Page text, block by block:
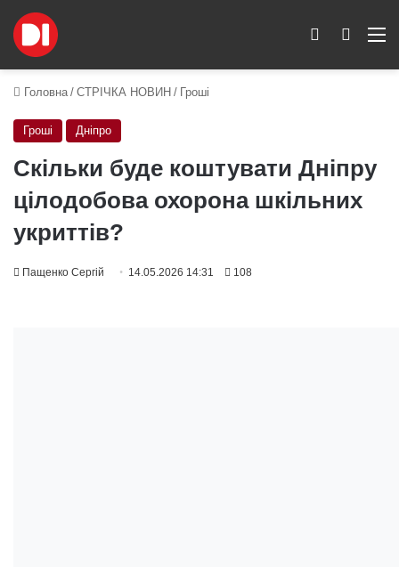
Пошук
Switch skin
Головна / СТРІЧКА НОВИН / Гроші
Гроші Дніпро
Скільки буде коштувати Дніпру
цілодобова охорона шкільних
укриттів?
Пащенко Сергій 14.05.2026 14:31 108